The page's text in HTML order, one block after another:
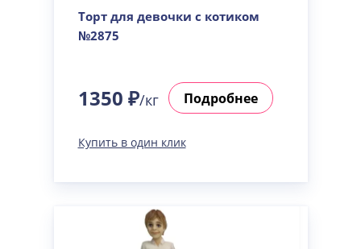
Торт для девочки с котиком
№2875
1350 ₽/кг Подробнее
Купить в один клик